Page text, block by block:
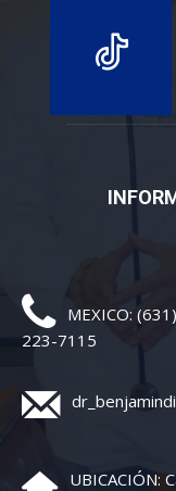
MEXICO:
223-7115
UBICACIÓN: